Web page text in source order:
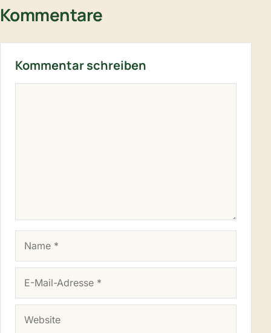
Kommentare
Kommentar schreiben